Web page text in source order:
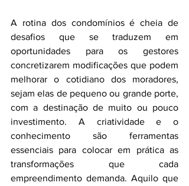
A rotina dos condomínios é cheia de
desafios que se traduzem em
oportunidades para os gestores
concretizarem modificações que podem
melhorar o cotidiano dos moradores,
sejam elas de pequeno ou grande porte,
com a destinação de muito ou pouco
investimento. A criatividade e o
conhecimento são ferramentas
essenciais para colocar em prática as
transformações que cada
empreendimento demanda. Aquilo que